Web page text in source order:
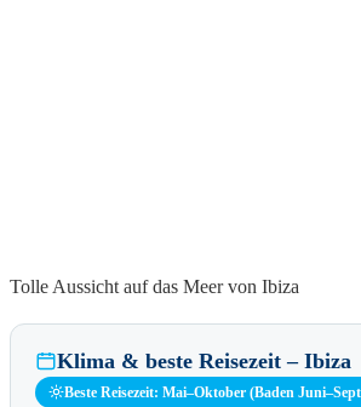
Tolle Aussicht auf das Meer von Ibiza
Klima & beste Reisezeit – Ibiza
Beste Reisezeit: Mai–Oktober (Baden